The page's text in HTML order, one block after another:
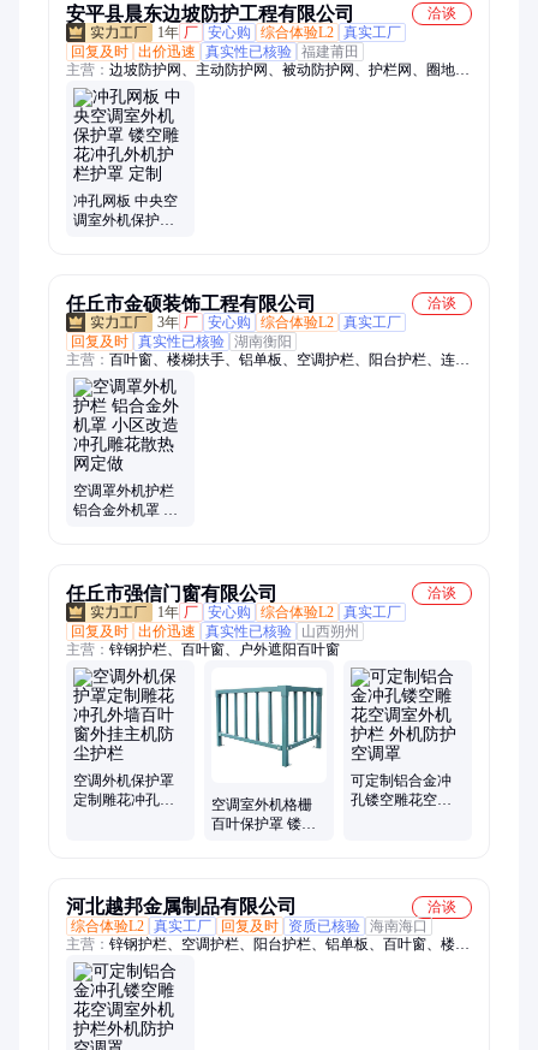
安平县晨东边坡防护工程有限公司
洽谈
1年 厂 安心购 综合体验L2 真实工厂
回复及时 出价迅速 真实性已核验 福建莆田
主营： 边坡防护网、主动防护网、被动防护网、护栏网、圈地护
栏、波形护栏、波形护栏板、冲孔围挡、球场操场护栏网、主动
网、被动网、养殖围栏、不锈钢绳网、绳网、刺绳、刀片刺绳、
工程围挡、施工围挡、围挡、球场围网、操作围网
冲孔网板 中央空
调室外机保护罩
任丘市金硕装饰工程有限公司
洽谈
3年 厂 安心购 综合体验L2 真实工厂
回复及时 真实性已核验 湖南衡阳
主营： 百叶窗、楼梯扶手、铝单板、空调护栏、阳台护栏、连廊
护栏、百叶窗型材、铝型材
空调罩外机护栏
铝合金外机罩 小
任丘市强信门窗有限公司
洽谈
1年 厂 安心购 综合体验L2 真实工厂
回复及时 出价迅速 真实性已核验
山西朔州
主营： 锌钢护栏、百叶窗、户外遮阳百叶窗
空调外机保护罩
定制雕花冲孔外
空调室外机格栅
百叶保护罩 镂空
可定制铝合金冲
孔镂空雕花空调
河北越邦金属制品有限公司
洽谈
综合体验L2 真实工厂 回复及时 资质已核验 海南海口
主营： 锌钢护栏、空调护栏、阳台护栏、铝单板、百叶窗、楼梯
扶手